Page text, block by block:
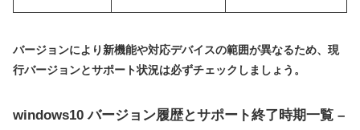
バージョンにより新機能や対応デバイスの範囲が異なるため、現
行バージョンとサポート状況は必ずチェックしましょう。
windows10 バージョン履歴とサポート終了時期一覧 –